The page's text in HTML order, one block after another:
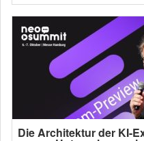
Die Architektur der KI-